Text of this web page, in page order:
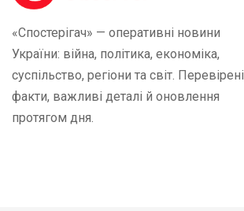
«Спостерігач» — оперативні новини
України: війна, політика, економіка,
суспільство, регіони та світ. Перевірені
факти, важливі деталі й оновлення
протягом дня.